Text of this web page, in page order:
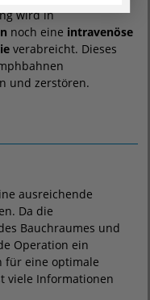
wird in
noch eine intravenöse
verabreicht. Dieses
und zerstören.
ausreichende
Da die
Bauchraumes und
Operation ein
für eine optimale
viele Informationen